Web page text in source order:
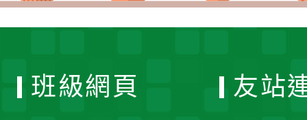
班級網頁 友站